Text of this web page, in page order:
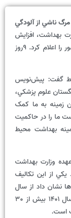
ناشي از آلودگي
بهداشت، افزايش
30 درصدي مرگ و مير ناشي از آلودگي هوا در کشور را اعلام کرد. 9روز
گفت: پيش‌نويس
علوم پزشکي،
زمينه به ما کمک
ما را در حاکميت
بهداشت محيط
وزارت بهداشت
از اين تکاليف
نشان داد از سال
1400 مرگ و مير ناشي از آلودگي هوا در ايران تا سال 1401 بيش از 30
است.